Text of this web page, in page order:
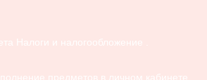
Налоги и налогообложение .
предметов в личном кабинете.